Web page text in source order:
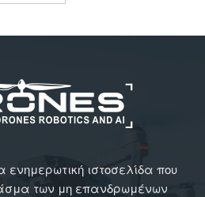
ενημερωτική ιστοσελίδα που
των μη επανδρωμένων